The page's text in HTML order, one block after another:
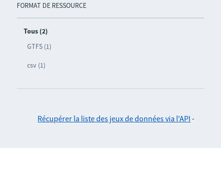
FORMAT DE RESSOURCE
Tous (2)
GTFS (1)
csv (1)
Récupérer la liste des jeux de données via l'API -